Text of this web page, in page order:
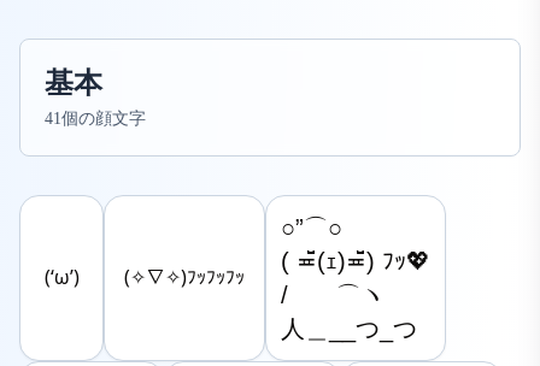
基本
41個の顔文字
(‘ω’) (✧∇✧)ﾌｯﾌｯﾌｯ
○”⌒○
( ≖̄̆(ｪ)≖̄̆) ﾌｯ💖
/　　⌒ヽ
人＿__つ_つ